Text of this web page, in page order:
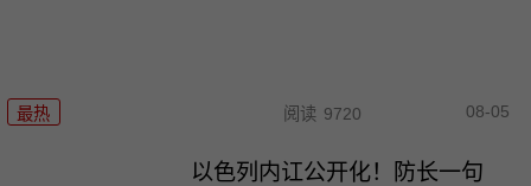
最热 阅读 9720 08-05
以色列内讧公开化！防长一句